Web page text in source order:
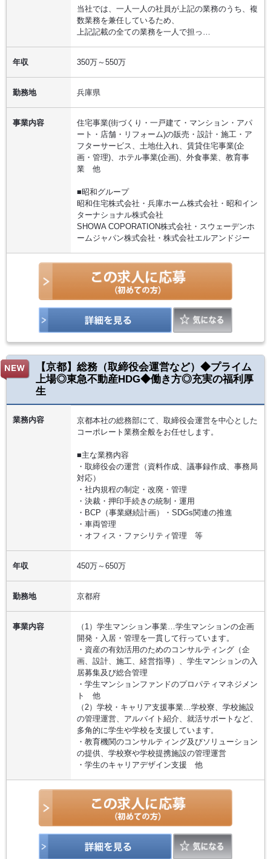
当社では、一人一人の社員が上記の業務のうち、複
数業務を兼任しているため、
上記記載の全ての業務を一人で担っ…
年収 350万～550万
勤務地 兵庫県
事業内容
住宅事業(街づくり・一戸建て・マンション・アパ
ート・店舗・リフォーム)の販売・設計・施工・ア
フターサービス、土地仕⼊れ、賃貸住宅事業(企
画・管理)、ホテル事業(企画)、外食事業、教育事
業 他
■昭和グループ
昭和住宅株式会社・兵庫ホーム株式会社・昭和イン
ターナショナル株式会社
SHOWA COPORATION株式会社・スウェーデンホ
ームジャパン株式会社・株式会社エルアンドジー
【京都】総務（取締役会運営など）◆プライム
上場◎東急不動産HDG◆働き方◎充実の福利厚
生
業務内容
京都本社の総務部にて、取締役会運営を中心とした
コーポレート業務全般をお任せします。
■主な業務内容
・取締役会の運営（資料作成、議事録作成、事務局
対応）
・社内規程の制定・改廃・管理
・決裁・押印手続きの統制・運用
・BCP（事業継続計画）・SDGs関連の推進
・車両管理
・オフィス・ファシリティ管理 等
年収 450万～650万
勤務地 京都府
事業内容
（1）学生マンション事業…学生マンションの企画
開発・入居・管理を一貫して行っています。
・資産の有効活用のためのコンサルティング（企
画、設計、施工、経営指導）、学生マンションの入
居募集及び総合管理
・学生マンションファンドのプロパティマネジメン
ト 他
（2）学校・キャリア支援事業…学校寮、学校施設
の管理運営、アルバイト紹介、就活サポートなど、
多角的に学生や学校を支援しています。
・教育機関のコンサルティング及びソリューション
の提供、学校寮や学校提携施設の管理運営
・学生のキャリアデザイン支援 他